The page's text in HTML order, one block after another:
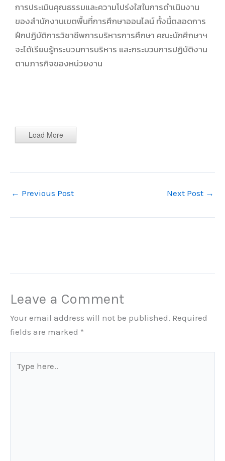
การประเมินคุณธรรมและความโปร่งใสในการดำเนินงาน
ของสำนักงานเขตพื้นที่การศึกษาออนไลน์ ทั้งนี้ตลอดการ
ฝึกปฏิบัติการวิชาชีพการบริหารการศึกษา คณะนักศึกษาฯ
จะได้เรียนรู้กระบวนการบริหาร และกระบวนการปฏิบัติงาน
ตามภารกิจของหน่วยงาน
Load More
← Previous Post Next Post →
Leave a Comment
Your email address will not be published. Required
fields are marked *
here..